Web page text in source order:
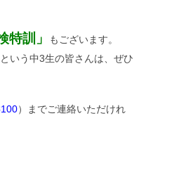
訓」
もございます。
という中3生の皆さんは、ぜひ
）までご連絡いただけれ